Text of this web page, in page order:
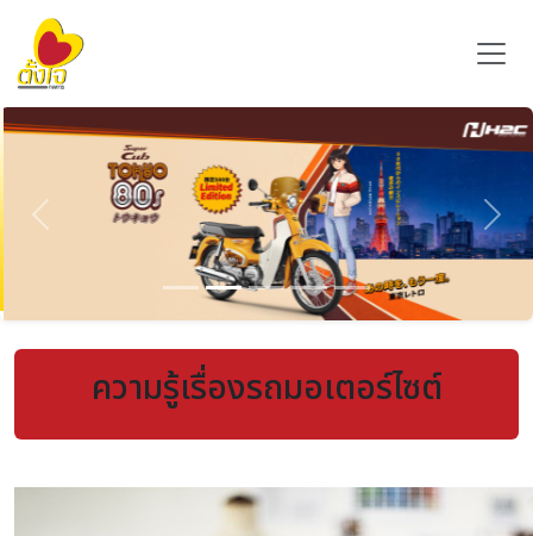
Previous Next
ความรู้เรื่องรถมอเตอร์ไซต์